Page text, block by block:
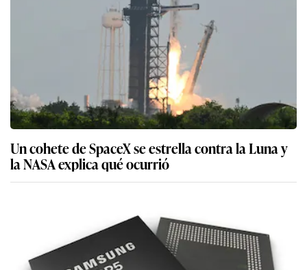
Un cohete de SpaceX se estrella contra la Luna y
la NASA explica qué ocurrió